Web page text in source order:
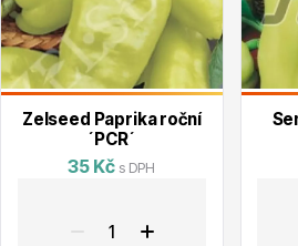
Zelseed Paprika roční
´PCR´
35 Kč s DPH